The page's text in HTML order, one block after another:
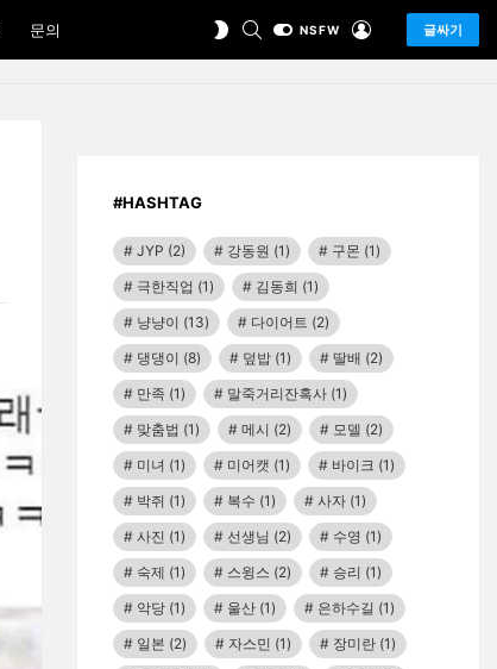
문의
SWITCHSEARCHNSFW 글싸기
#HASHTAG
JYP (2) 강동원 (1) 구몬 (1)
극한직업 (1) 김동희 (1)
냥냥이 (13) 다이어트 (2)
댕댕이 (8) 덮밥 (1) 딸배 (2)
만족 (1) 말죽거리잔혹사 (1)
맞춤법 (1) 메시 (2) 모델 (2)
미녀 (1) 미어캣 (1) 바이크 (1)
박쥐 (1) 복수 (1) 사자 (1)
사진 (1) 선생님 (2) 수영 (1)
숙제 (1) 스윙스 (2) 승리 (1)
악당 (1) 울산 (1) 은하수길 (1)
일본 (2) 자스민 (1) 장미란 (1)